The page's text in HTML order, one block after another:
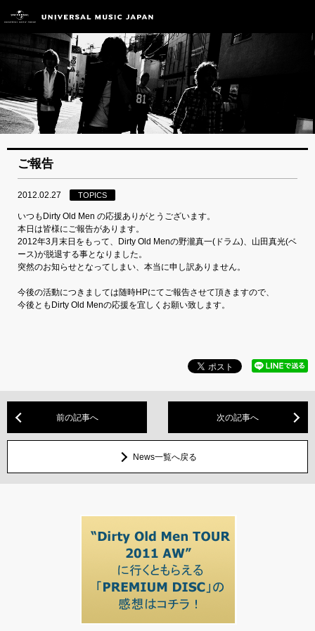
ご報告
2012.02.27 TOPICS
いつもDirty Old Men の応援ありがとうございます。
本日は皆様にご報告があります。
2012年3月末日をもって、Dirty Old Menの野瀧真一(ドラム)、山田真光(ベ
ース)が脱退する事となりました。
突然のお知らせとなってしまい、本当に申し訳ありません。
今後の活動につきましては随時HPにてご報告させて頂きますので、
今後ともDirty Old Menの応援を宜しくお願い致します。
前の記事へ 次の記事へ
News一覧へ戻る